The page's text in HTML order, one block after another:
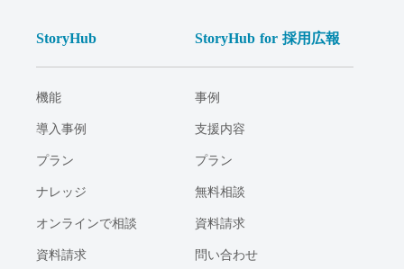
StoryHub
機能
導入事例
プラン
ナレッジ
オンラインで相談
資料請求
StoryHub for 採用広報
事例
支援内容
プラン
無料相談
資料請求
問い合わせ